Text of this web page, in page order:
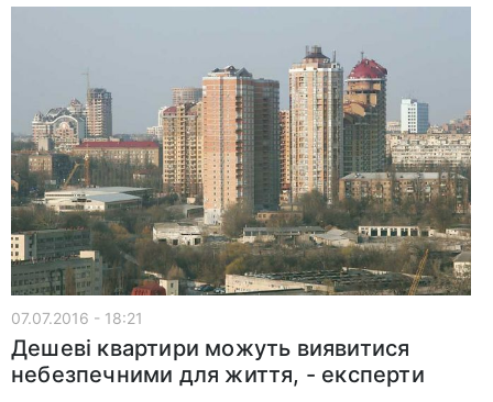
07.07.2016 - 18:21
Дешеві квартири можуть виявитися
небезпечними для життя, - експерти